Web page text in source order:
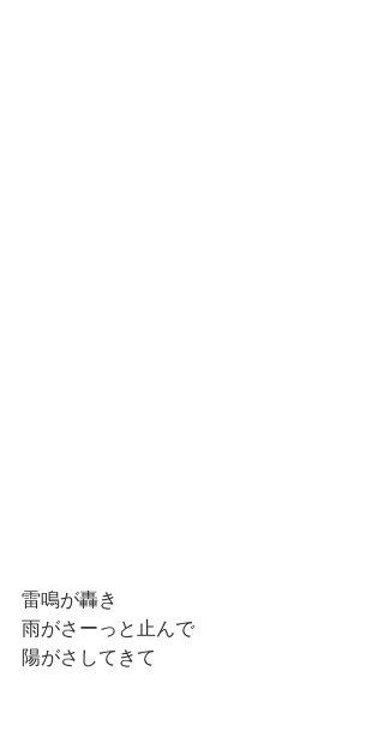
雷鳴が轟き
雨がさーっと止んで
陽がさしてきて